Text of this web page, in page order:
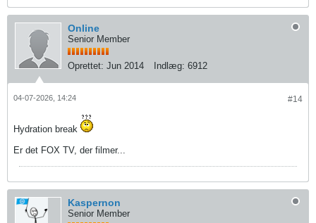
Online
Senior Member
Oprettet: Jun 2014 Indlæg: 6912
#14
04-07-2026, 14:24
Hydration break
Er det FOX TV, der filmer...
Kaspernon
Senior Member